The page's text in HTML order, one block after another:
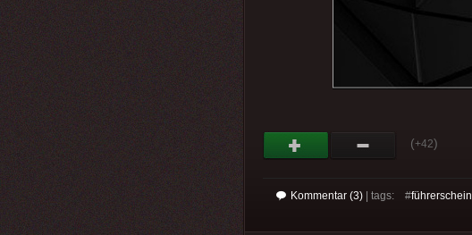
(+42)
Kommentar (3) | tags: #führerschein